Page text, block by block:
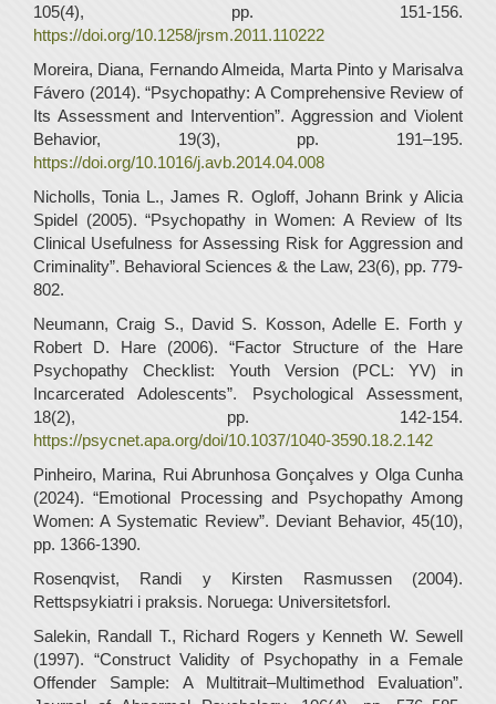
105(4), pp. 151-156.
https://doi.org/10.1258/jrsm.2011.110222
Moreira, Diana, Fernando Almeida, Marta Pinto y Marisalva
Fávero (2014). “Psychopathy: A Comprehensive Review of
Its Assessment and Intervention”. Aggression and Violent
Behavior, 19(3), pp. 191–195.
https://doi.org/10.1016/j.avb.2014.04.008
Nicholls, Tonia L., James R. Ogloff, Johann Brink y Alicia
Spidel (2005). “Psychopathy in Women: A Review of Its
Clinical Usefulness for Assessing Risk for Aggression and
Criminality”. Behavioral Sciences & the Law, 23(6), pp. 779-
802.
Neumann, Craig S., David S. Kosson, Adelle E. Forth y
Robert D. Hare (2006). “Factor Structure of the Hare
Psychopathy Checklist: Youth Version (PCL: YV) in
Incarcerated Adolescents”. Psychological Assessment,
18(2), pp. 142-154.
https://psycnet.apa.org/doi/10.1037/1040-3590.18.2.142
Pinheiro, Marina, Rui Abrunhosa Gonçalves y Olga Cunha
(2024). “Emotional Processing and Psychopathy Among
Women: A Systematic Review”. Deviant Behavior, 45(10),
pp. 1366-1390.
Rosenqvist, Randi y Kirsten Rasmussen (2004).
Rettspsykiatri i praksis. Noruega: Universitetsforl.
Salekin, Randall T., Richard Rogers y Kenneth W. Sewell
(1997). “Construct Validity of Psychopathy in a Female
Offender Sample: A Multitrait–Multimethod Evaluation”.